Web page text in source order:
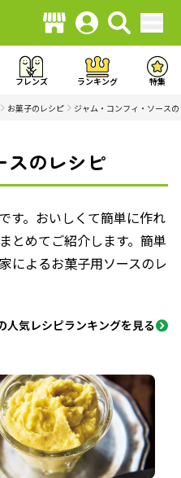
フレンズ ランキング 特集
お菓子のレシピ ジャム・コンフィ・ソース
スのレシピ
す。おいしくて簡単に作れ
とめてご紹介します。簡単
によるお菓子用ソースのレ
人気レシピランキングを見る